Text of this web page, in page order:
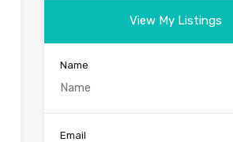
View My Listings
Name
Email